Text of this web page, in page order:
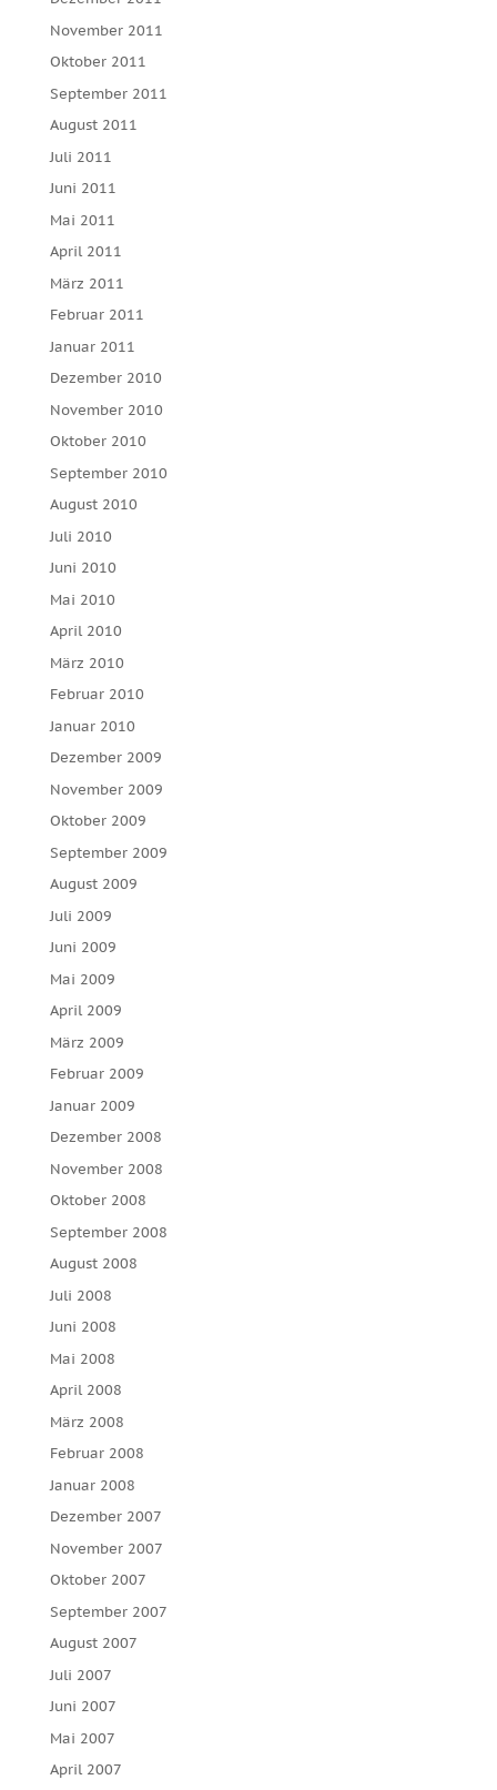
November 2011
Oktober 2011
September 2011
August 2011
Juli 2011
Juni 2011
Mai 2011
April 2011
März 2011
Februar 2011
Januar 2011
Dezember 2010
November 2010
Oktober 2010
September 2010
August 2010
Juli 2010
Juni 2010
Mai 2010
April 2010
März 2010
Februar 2010
Januar 2010
Dezember 2009
November 2009
Oktober 2009
September 2009
August 2009
Juli 2009
Juni 2009
Mai 2009
April 2009
März 2009
Februar 2009
Januar 2009
Dezember 2008
November 2008
Oktober 2008
September 2008
August 2008
Juli 2008
Juni 2008
Mai 2008
April 2008
März 2008
Februar 2008
Januar 2008
Dezember 2007
November 2007
Oktober 2007
September 2007
August 2007
Juli 2007
Juni 2007
Mai 2007
April 2007